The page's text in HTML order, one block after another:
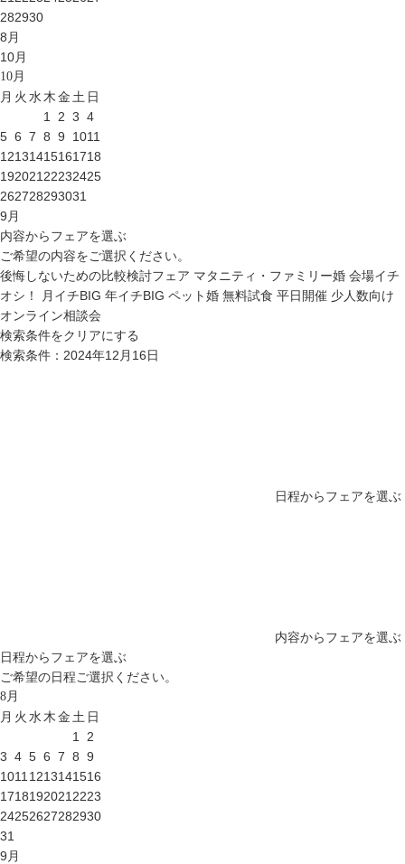
282930
8 月
10月
10 月
月 火 水 木金 土 日
1
2 3 4
5 6 7 8 9 1011
12131415161718
192021 22232425
262728293031
9 月
内容からフェアを選ぶ
ご希望の内容をご選択ください。
後悔しないための比較検討フェア マタニティ・ファミリー婚 会場イチ
オシ！
月イチBIG 年イチBIG ペット婚 無料試食 平日開催 少人数向け
オンライン相談会
検索条件をクリアにする
検索条件：2024年12月16日
日程からフェアを選ぶ
内容からフェアを選ぶ
日程からフェアを選ぶ
ご希望の日程ご選択ください。
8 月
月 火 水 木金 土 日
1
2
3 4 5 6 7 8 9
1011 1213141516
1718192021 2223
24252627282930
31
9 月